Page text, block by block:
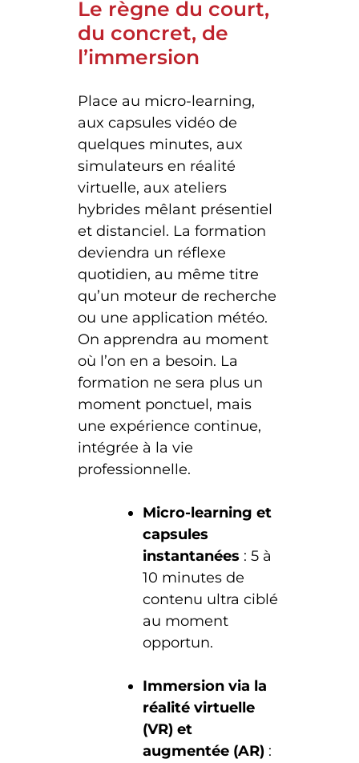
Le règne du court,
du concret, de
l’immersion
Place au micro-learning,
aux capsules vidéo de
quelques minutes, aux
simulateurs en réalité
virtuelle, aux ateliers
hybrides mêlant présentiel
et distanciel. La formation
deviendra un réflexe
quotidien, au même titre
qu’un moteur de recherche
ou une application météo.
On apprendra au moment
où l’on en a besoin. La
formation ne sera plus un
moment ponctuel, mais
une expérience continue,
intégrée à la vie
professionnelle.
Micro-learning et
capsules
instantanées : 5 à
10 minutes de
contenu ultra ciblé
au moment
opportun.
Immersion via la
réalité virtuelle
(VR) et
augmentée (AR) :